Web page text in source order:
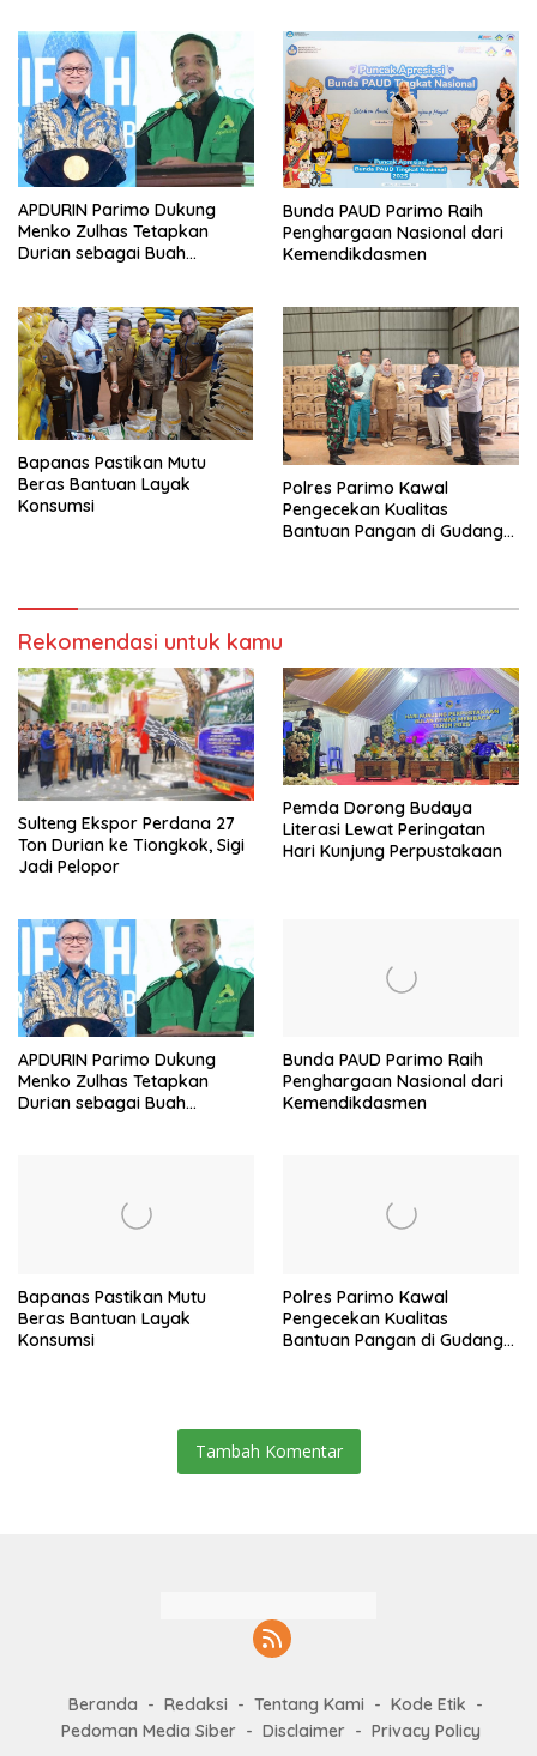
APDURIN Parimo Dukung
Menko Zulhas Tetapkan
Durian sebagai Buah
Bunda PAUD Parimo Raih
Penghargaan Nasional dari
Kemendikdasmen
Bapanas Pastikan Mutu
Beras Bantuan Layak
Konsumsi
Polres Parimo Kawal
Pengecekan Kualitas
Bantuan Pangan di Gudang
Rekomendasi untuk kamu
Sulteng Ekspor Perdana 27
Ton Durian ke Tiongkok, Sigi
Jadi Pelopor
Pemda Dorong Budaya
Literasi Lewat Peringatan
Hari Kunjung Perpustakaan
APDURIN Parimo Dukung
Menko Zulhas Tetapkan
Durian sebagai Buah
Bunda PAUD Parimo Raih
Penghargaan Nasional dari
Kemendikdasmen
Bapanas Pastikan Mutu
Beras Bantuan Layak
Konsumsi
Polres Parimo Kawal
Pengecekan Kualitas
Bantuan Pangan di Gudang
Tambah Komentar
Beranda Redaksi Tentang Kami
Kode Etik
Pedoman Media Siber
Disclaimer
Privacy Policy